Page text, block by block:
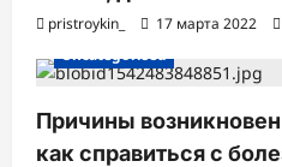
pristroykin_ 17 марта 2022
Uncategorised
Причины
как справиться с